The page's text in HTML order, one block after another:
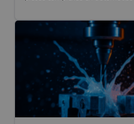
paramètres tout en laissant
compromis en limitant les